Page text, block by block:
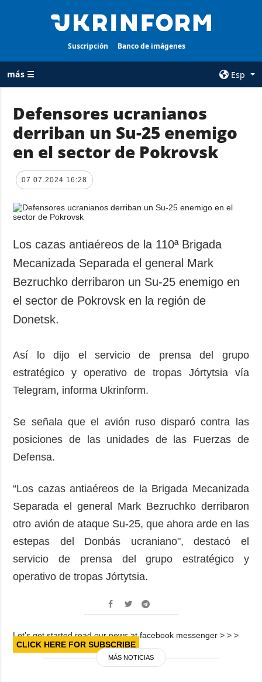
Suscripción Banco de imágenes
más ☰
Esp
TODAS LAS
CATEGORÍAS
Guerra
Reconstrucción
Política
Defensa
Sociedad y
Cultura
Deportes
Crimen
emergencias
AGENCIA
sobre la agencia
privacidad y
protección de
datos personales
ADICIONAL
Podcasts
Entrevistas
Releases
SERVICIOS
imágenes
Defensores ucranianos
derriban un Su-25 enemigo
en el sector de Pokrovsk
07.07.2024 16:28
Los cazas antiaéreos de la 110ª Brigada
Mecanizada Separada el general Mark
Bezruchko derribaron un Su-25 enemigo en
el sector de Pokrovsk en la región de
Donetsk.
Así lo dijo el servicio de prensa del grupo
estratégico y operativo de tropas Jórtytsia vía
Telegram, informa Ukrinform.
Se señala que el avión ruso disparó contra las
posiciones de las unidades de las Fuerzas de
Defensa.
“Los cazas antiaéreos de la Brigada Mecanizada
Separada el general Mark Bezruchko derribaron
otro avión de ataque Su-25, que ahora arde en las
estepas del Donbás ucraniano", destacó el
servicio de prensa del grupo estratégico y
operativo de tropas Jórtytsia.
Let’s get started read our news at facebook messenger > > >
CLICK HERE FOR SUBSCRIBE
MÁS NOTICIAS